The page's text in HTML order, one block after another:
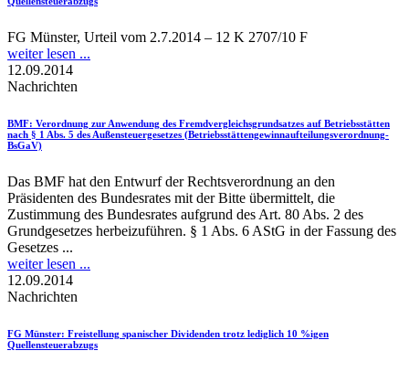
FG Münster, Urteil vom 2.7.2014 – 12 K 2707/10 F
weiter lesen ...
12.09.2014
Nachrichten
BMF: Verordnung zur Anwendung des Fremdvergleichsgrundsatzes auf Betriebsstätten
nach § 1 Abs. 5 des Außensteuergesetzes (Betriebsstättengewinnaufteilungsverordnung-
BsGaV)
Das BMF hat den Entwurf der Rechtsverordnung an den
Präsidenten des Bundesrates mit der Bitte übermittelt, die
Zustimmung des Bundesrates aufgrund des Art. 80 Abs. 2 des
Grundgesetzes herbeizuführen. § 1 Abs. 6 AStG in der Fassung des
Gesetzes ...
weiter lesen ...
12.09.2014
Nachrichten
FG Münster: Freistellung spanischer Dividenden trotz lediglich 10 %igen
Quellensteuerabzugs